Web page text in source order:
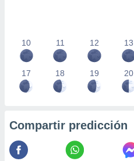
10 11 12 13
17 18 19 20
Compartir predicción